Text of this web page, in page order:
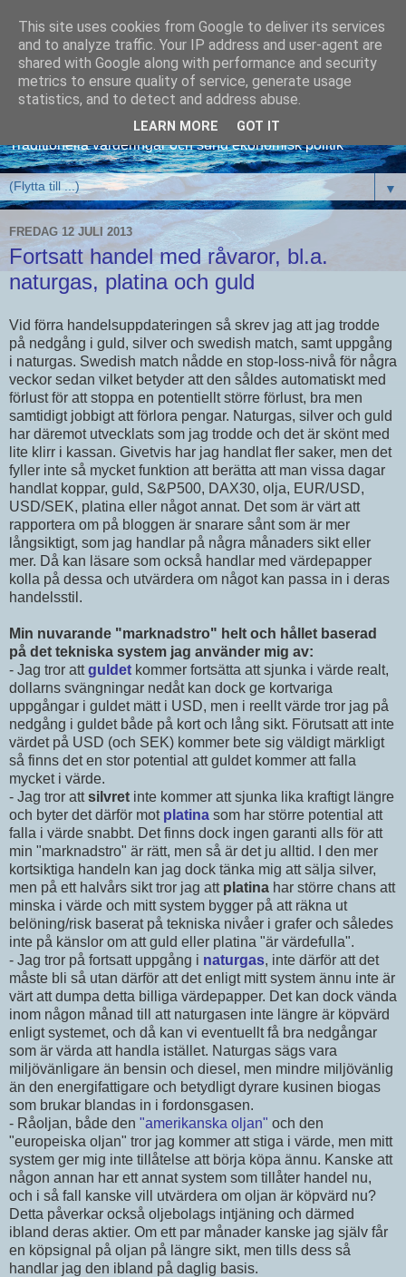
David Kronlid
Traditionella värderingar och sund ekonomisk politik
▼
FREDAG 12 JULI 2013
Fortsatt handel med råvaror, bl.a.
naturgas, platina och guld
Vid förra handelsuppdateringen så skrev jag att jag trodde
på nedgång i guld, silver och swedish match, samt uppgång
i naturgas. Swedish match nådde en stop-loss-nivå för några
veckor sedan vilket betyder att den såldes automatiskt med
förlust för att stoppa en potentiellt större förlust, bra men
samtidigt jobbigt att förlora pengar. Naturgas, silver och guld
har däremot utvecklats som jag trodde och det är skönt med
lite klirr i kassan. Givetvis har jag handlat fler saker, men det
fyller inte så mycket funktion att berätta att man vissa dagar
handlat koppar, guld, S&P500, DAX30, olja, EUR/USD,
USD/SEK, platina eller något annat. Det som är värt att
rapportera om på bloggen är snarare sånt som är mer
långsiktigt, som jag handlar på några månaders sikt eller
mer. Då kan läsare som också handlar med värdepapper
kolla på dessa och utvärdera om något kan passa in i deras
handelsstil.
Min nuvarande "marknadstro" helt och hållet baserad
på det tekniska system jag använder mig av:
- Jag tror attguldet kommer fortsätta att sjunka i värde realt,
dollarns svängningar nedåt kan dock ge kortvariga
uppgångar i guldet mätt i USD, men i reellt värde tror jag på
nedgång i guldet både på kort och lång sikt. Förutsatt att inte
värdet på USD (och SEK) kommer bete sig väldigt märkligt
så finns det en stor potential att guldet kommer att falla
mycket i värde.
- Jag tror attsilvret inte kommer att sjunka lika kraftigt längre
och byter det därför mot platina som har större potential att
falla i värde snabbt. Det finns dock ingen garanti alls för att
min "marknadstro" är rätt, men så är det ju alltid. I den mer
kortsiktiga handeln kan jag dock tänka mig att sälja silver,
men på ett halvårs sikt tror jag att platina har större chans att
minska i värde och mitt system bygger på att räkna ut
belöning/risk baserat på tekniska nivåer i grafer och således
inte på känslor om att guld eller platina "är värdefulla".
- Jag tror på fortsatt uppgång i naturgas, inte därför att det
måste bli så utan därför att det enligt mitt system ännu inte är
värt att dumpa detta billiga värdepapper. Det kan dock vända
inom någon månad till att naturgasen inte längre är köpvärd
enligt systemet, och då kan vi eventuellt få bra nedgångar
som är värda att handla istället. Naturgas sägs vara
miljövänligare än bensin och diesel, men mindre miljövänlig
än den energifattigare och betydligt dyrare kusinen biogas
som brukar blandas in i fordonsgasen.
- Råoljan, både den "amerikanska oljan" och den
"europeiska oljan" tror jag kommer att stiga i värde, men mitt
system ger mig inte tillåtelse att börja köpa ännu. Kanske att
någon annan har ett annat system som tillåter handel nu,
och i så fall kanske vill utvärdera om oljan är köpvärd nu?
Detta påverkar också oljebolags intjäning och därmed
ibland deras aktier. Om ett par månader kanske jag själv får
en köpsignal på oljan på längre sikt, men tills dess så
handlar jag den ibland på daglig basis.
This site uses cookies from Google to deliver its services
and to analyze traffic. Your IP address and user-agent are
shared with Google along with performance and security
metrics to ensure quality of service, generate usage
statistics, and to detect and address abuse.
LEARN MORE GOT IT